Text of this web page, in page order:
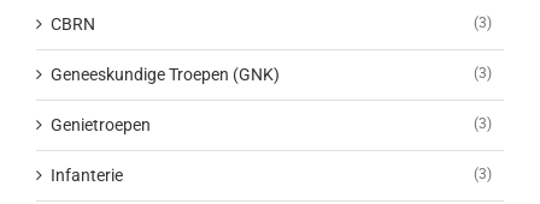
CBRN (3)
Geneeskundige Troepen (GNK) (3)
Genietroepen (3)
Infanterie (3)